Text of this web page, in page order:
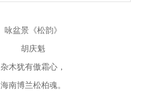
咏盆景《松韵》
胡庆魁
杂木犹有傲霜心，
海南博兰松柏魂。